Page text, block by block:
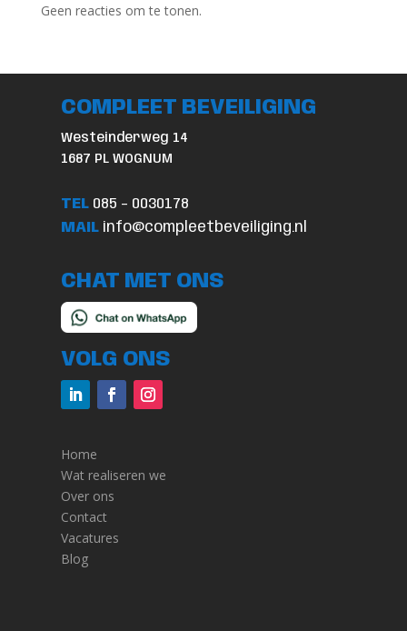
Geen reacties om te tonen.
COMPLEET BEVEILIGING
Westeinderweg 14
1687 PL WOGNUM
TEL 085 – 0030178
MAIL info@compleetbeveiliging.nl
CHAT MET ONS
VOLG ONS
Home
Wat realiseren we
Over ons
Contact
Vacatures
Blog